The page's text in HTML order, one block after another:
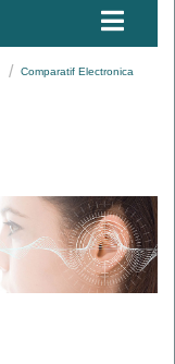
Comparatif Electronica